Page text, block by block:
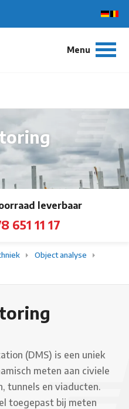
leverbaar
651 11 17
Object analyse
(DMS) is een uniek
meten aan civiele
tunnels en viaducten.
toegepast bij meten